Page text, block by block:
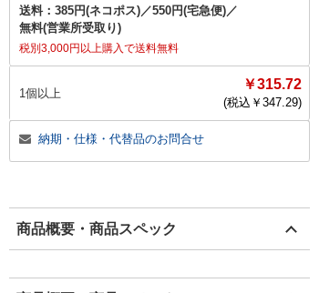
送料： 385円(ネコポス)／550円(宅急便)／
無料(営業所受取り)
税別3,000円以上購入で送料無料
1個以上
￥315.72
(税込￥ 347.29)
納期・仕様・代替品のお問合せ
商品概要・商品スペック